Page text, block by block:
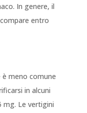
In genere, il
entro
meno comune
in alcuni
mg. Le vertigini